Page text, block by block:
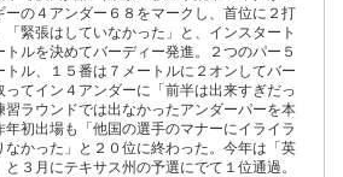
ーの４アンダー６８をマークし、首位に２打
緊張はしていなかった」と、インスタート
ルを決めてバーディー発進。２つのパー５
トル、１５番は７メートルに２オンしてバー
ってイン４アンダーに「前半は出来すぎだっ
習ラウンドでは出なかったアンダーパーを本
年初出場も「他国の選手のマナーにイライラ
なかった」と２０位に終わった。今年は「英
３月にテキサス州の予選にでて１位通過。